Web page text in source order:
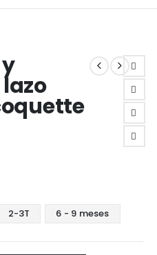
2-3T 6 - 9 meses